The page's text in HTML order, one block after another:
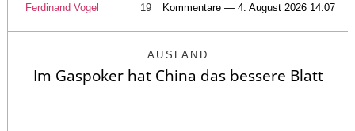
Ferdinand Vogel 19 Kommentare — 4. August 2026 14:07
AUSLAND
Im Gaspoker hat China das bessere Blatt